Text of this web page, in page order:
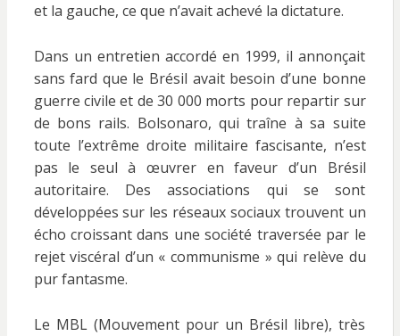
et la gauche, ce que n’avait achevé la dictature.
Dans un entretien accordé en 1999, il annonçait
sans fard que le Brésil avait besoin d’une bonne
guerre civile et de 30 000 morts pour repartir sur
de bons rails. Bolsonaro, qui traîne à sa suite
toute l’extrême droite militaire fascisante, n’est
pas le seul à œuvrer en faveur d’un Brésil
autoritaire. Des associations qui se sont
développées sur les réseaux sociaux trouvent un
écho croissant dans une société traversée par le
rejet viscéral d’un « communisme » qui relève du
pur fantasme.
Le MBL (Mouvement pour un Brésil libre), très